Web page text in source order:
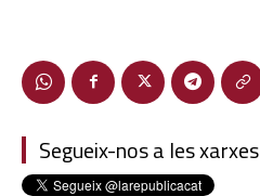
Segueix-nos a les xarxes